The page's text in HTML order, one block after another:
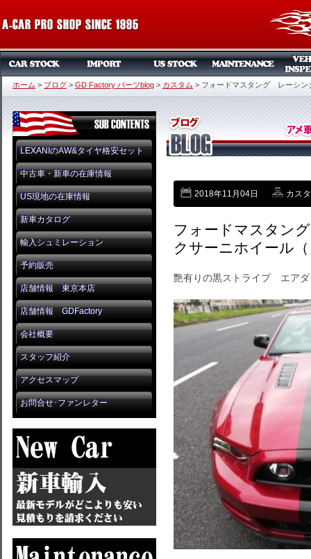
ホーム > ブログ > GD Factory パーツblog > カスタム > フォードマスタング レーシン
LEXANIのAW&タイヤ格安セット
中古車・新車の在庫情報
US現地の在庫情報
新車カタログ
輸入シュミレーション
予約販売
店舗情報 東京本店
店舗情報 GDFactory
会社概要
スタッフ紹介
アクセスマップ
お問合せ･ファンレター
2018年11月04日 カス
フォードマスタン
クサーニホイール
艶有りの黒ストライプ エアダ